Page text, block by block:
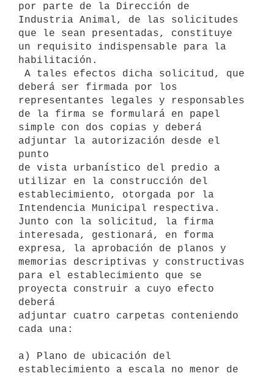
por parte de la Dirección de
Industria Animal, de las solicitudes
que le sean presentadas, constituye
un requisito indispensable para la
habilitación.
deberá ser firmada por los
representantes legales y responsables
de la firma se formulará en papel
simple con dos copias y deberá
adjuntar la autorización desde el
punto
de vista urbanístico del predio a
utilizar en la construcción del
establecimiento, otorgada por la
Intendencia Municipal respectiva.
Junto con la solicitud, la firma
interesada, gestionará, en forma
expresa, la aprobación de planos y
memorias descriptivas y constructivas
para el establecimiento que se
proyecta construir a cuyo efecto
deberá
adjuntar cuatro carpetas conteniendo
cada una:
a) Plano de ubicación del
establecimiento a escala no menor de